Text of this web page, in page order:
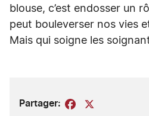
blouse, c’est endosser un
peut bouleverser nos vies
Mais qui soigne les
Partager: Facebook